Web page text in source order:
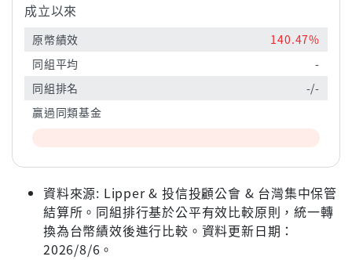
成立以來
原幣績效
140.47%
同組平均
-
同組排名
-/-
贏過同類基金
資料來源: Lipper & 投信投顧公會 & 台灣集中保管
結算所。同組排行基於公平有效比較原則，統一轉
換為台幣績效後進行比較。資料更新日期：
2026/8/6。